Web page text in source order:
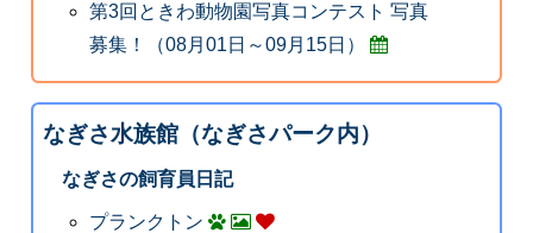
第3回ときわ動物園写真コンテスト 写真
募集！（08月01日～09月15日）
なぎさ水族館（なぎさパーク内）
なぎさの飼育員日記
プランクトン